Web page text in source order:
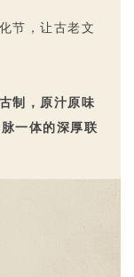
节，让古老文
制，原汁原味
一体的深厚联